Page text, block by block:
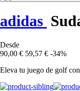
adidas
Desde
90,00 € 59,57 € -34%
Eleva tu juego de golf